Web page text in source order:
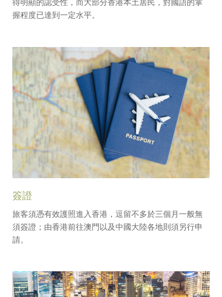
得明顯的認受性，而大部分香港本土居民，對國語的掌
握程度已達到一定水平。
簽證
旅客須憑有效護照進入香港，逗留不多於三個月一般無
須簽證；由香港前往澳門以及中國大陸各地則須另行申
請。